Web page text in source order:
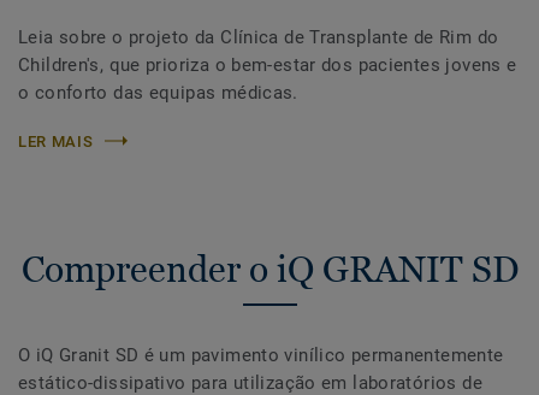
Leia sobre o projeto da Clínica de Transplante de Rim do
Children's, que prioriza o bem-estar dos pacientes jovens e
o conforto das equipas médicas.
LER MAIS
Compreender o iQ GRANIT SD
O iQ Granit SD é um pavimento vinílico permanentemente
estático-dissipativo para utilização em laboratórios de